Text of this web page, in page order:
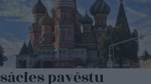
sācies pavēstu